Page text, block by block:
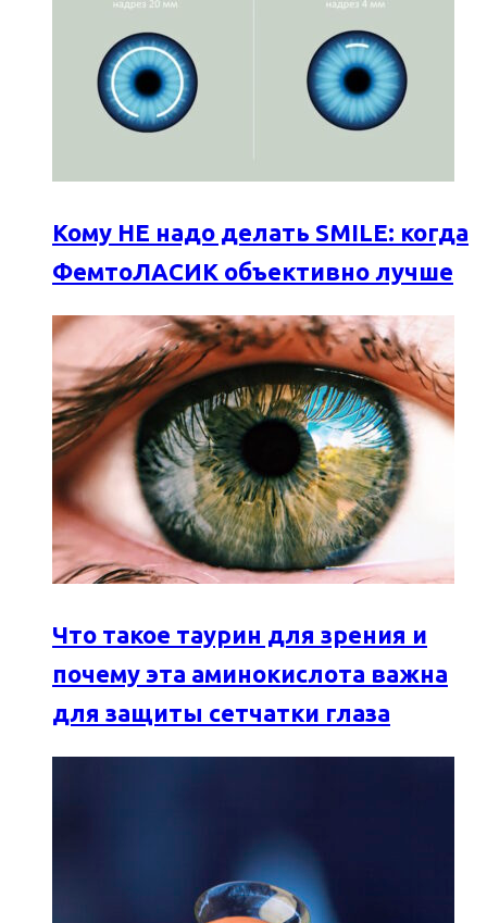
Кому НЕ надо делать SMILE: когда
ФемтоЛАСИК объективно лучше
Что такое таурин для зрения и
почему эта аминокислота важна
для защиты сетчатки глаза